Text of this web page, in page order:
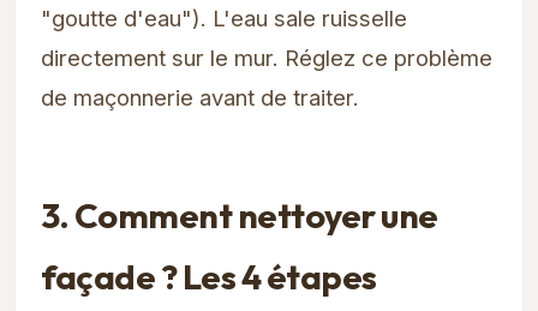
"goutte d'eau"). L'eau sale ruisselle
directement sur le mur. Réglez ce problème
de maçonnerie avant de traiter.
3. Comment nettoyer une
façade ? Les 4 étapes